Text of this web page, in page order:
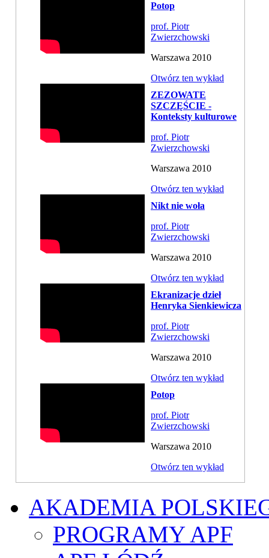
Potop
prof. Piotr
Zwierzchowski
Warszawa 2010
Otwórz ten wykład
ZEZOWATE
SZCZĘŚCIE -
Konteksty kulturowe
prof. Piotr
Zwierzchowski
Warszawa 2010
Otwórz ten wykład
Nikt nie woła
prof. Piotr
Zwierzchowski
Warszawa 2010
Otwórz ten wykład
Ekranizacje dzieł
Henryka Sienkiewicza
prof. Piotr
Zwierzchowski
Warszawa 2010
Otwórz ten wykład
Potop
prof. Piotr
Zwierzchowski
Warszawa 2010
Otwórz ten wykład
AKADEMIA
PROGRAMY APF